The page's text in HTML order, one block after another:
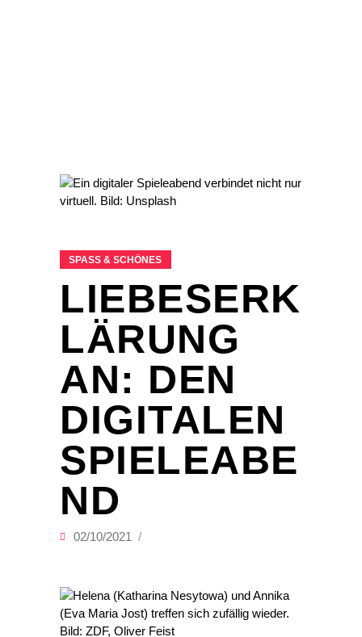
SPASS & SCHÖNES
LIEBESERK
LÄRUNG
AN: DEN
DIGITALEN
SPIELEABE
ND
02/10/2021